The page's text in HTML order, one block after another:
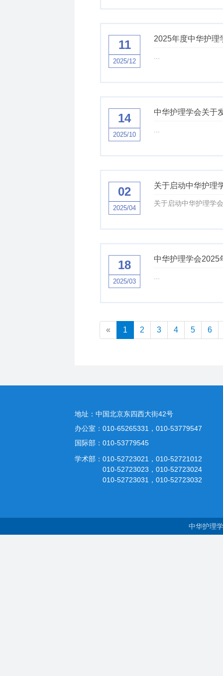
11
2025/12
2025年度中华护理
14
2025/10
中华护理学会关于
02
2025/04
关于启动中华护理
关于启动中华护理学
18
2025/03
中华护理学会2025
« 1 2 3 4 5 6
地址：中国北京东四西大街42号
办公室：010-65265331，010-53779547
国际部：010-53779545
学术部：010-52723021，010-52721012
010-52723023，010-52723024
010-52723031，010-52723032
中华护理